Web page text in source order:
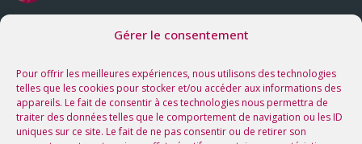
Gérer le consentement
Pour offrir les meilleures expériences, nous utilisons des technologies
telles que les cookies pour stocker et/ou accéder aux informations des
appareils. Le fait de consentir à ces technologies nous permettra de
traiter des données telles que le comportement de navigation ou les ID
uniques sur ce site. Le fait de ne pas consentir ou de retirer son
Nos prochaines rencontres
Voir tous les événements
Suivez-nous sur les réseaux !